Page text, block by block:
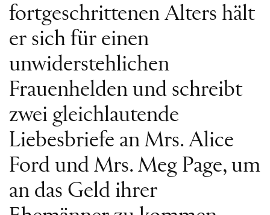
fortgeschrittenen Alters hält
er sich für einen
unwiderstehlichen
Frauenhelden und schreibt
zwei gleichlautende
Liebesbriefe an Mrs. Alice
Ford und Mrs. Meg Page, um
an das Geld ihrer